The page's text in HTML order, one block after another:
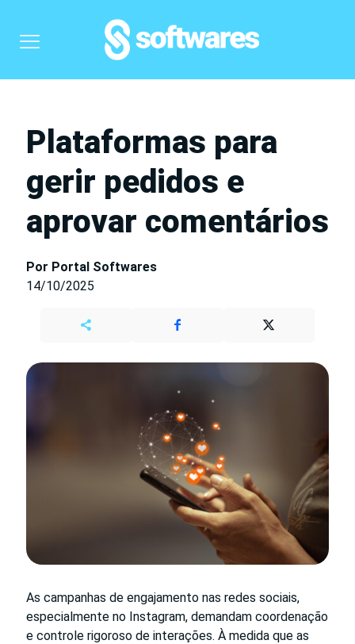
Plataformas para
gerir pedidos e
aprovar comentários
Por Portal Softwares
14/10/2025
As campanhas de engajamento nas redes sociais,
especialmente no Instagram, demandam coordenação
e controle rigoroso de interações. À medida que as